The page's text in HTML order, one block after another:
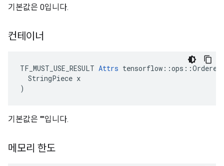
기본값은 0입니다.
컨테이너
TF_MUST_USE_RESULT Attrs
  StringPiece x
)
기본값은 ""입니다.
메모리 한도